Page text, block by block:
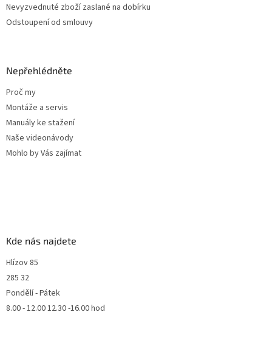
Nevyzvednuté zboží zaslané na dobírku
Odstoupení od smlouvy
Nepřehlédněte
Proč my
Montáže a servis
Manuály ke stažení
Naše videonávody
Mohlo by Vás zajímat
Kde nás najdete
Hlízov 85
285 32
Pondělí - Pátek
8.00 - 12.00 12.30 -16.00 hod